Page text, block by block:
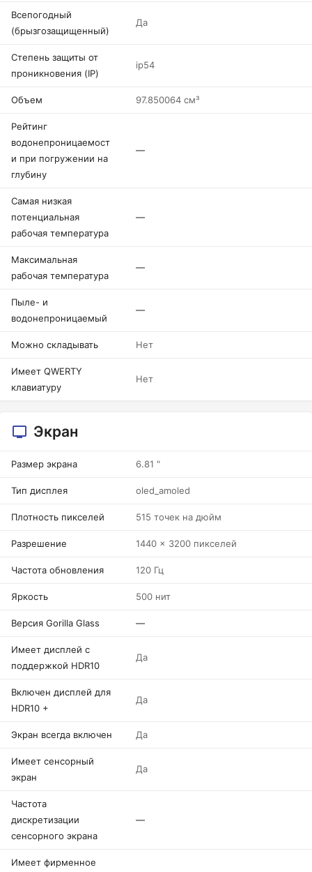
Всепогодный
(брызгозащищенный)
Да
Степень защиты от
проникновения (IP)
ip54
Объем 97.850064 см³
Рейтинг
водонепроницаемост
и при погружении на
глубину
—
Самая низкая
потенциальная
рабочая температура
—
Максимальная
рабочая температура
—
Пыле- и
водонепроницаемый
—
Можно складывать Нет
Имеет QWERTY
клавиатуру
Нет
Экран
Размер экрана 6.81 "
Тип дисплея oled_amoled
Плотность пикселей 515 точек на дюйм
Разрешение 1440 x 3200 пикселей
Частота обновления 120 Гц
Яркость 500 нит
Версия Gorilla Glass —
Имеет дисплей с
поддержкой HDR10
Да
Включен дисплей для
HDR10 +
Да
Экран всегда включен Да
Имеет сенсорный
экран
Да
Частота
дискретизации
сенсорного экрана
—
Имеет фирменное